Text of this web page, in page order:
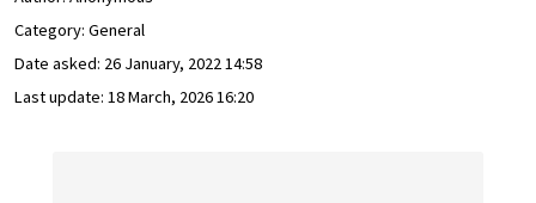
Category: General
Date asked: 26 January, 2022 14:58
Last update: 18 March, 2026 16:20